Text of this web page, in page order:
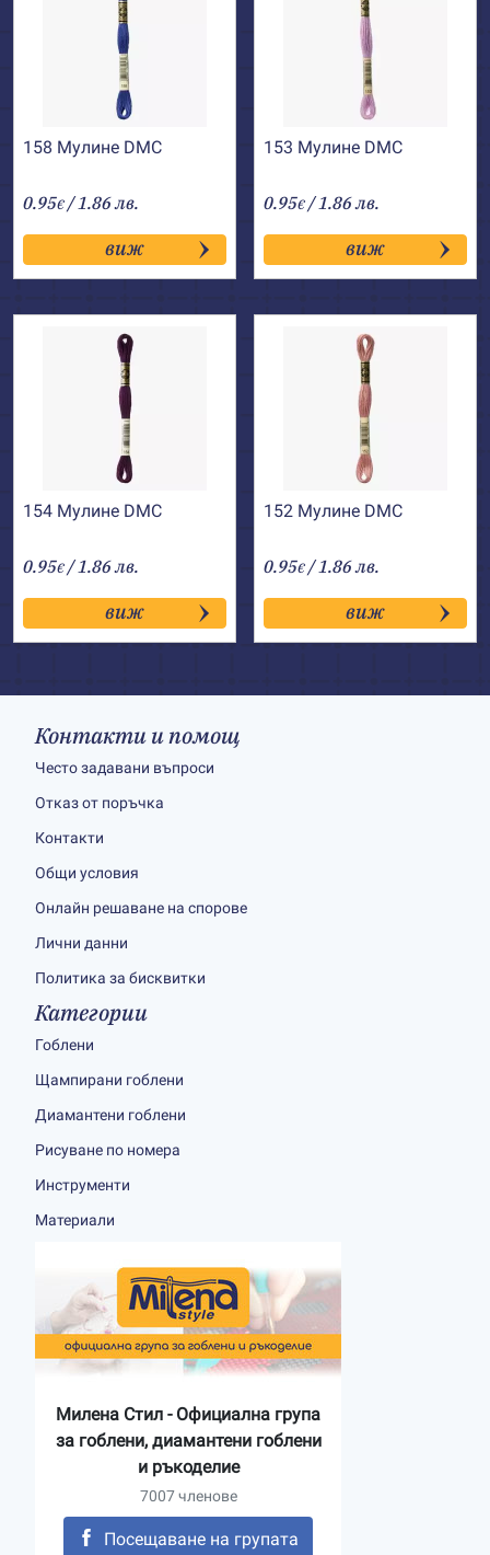
158 Мулине DMC
0.95€ / 1.86 лв.
виж
153 Мулине DMC
0.95€ / 1.86 лв.
виж
154 Мулине DMC
0.95€ / 1.86 лв.
виж
152 Мулине DMC
0.95€ / 1.86 лв.
виж
Контакти и помощ
Често задавани въпроси
Отказ от поръчка
Контакти
Общи условия
Онлайн решаване на спорове
Лични данни
Политика за бисквитки
Категории
Гоблени
Щампирани гоблени
Диамантени гоблени
Рисуване по номера
Инструменти
Материали
Милена Стил - Официална група
за гоблени, диамантени гоблени
и ръкоделие
7007 членове
Посещаване на групата